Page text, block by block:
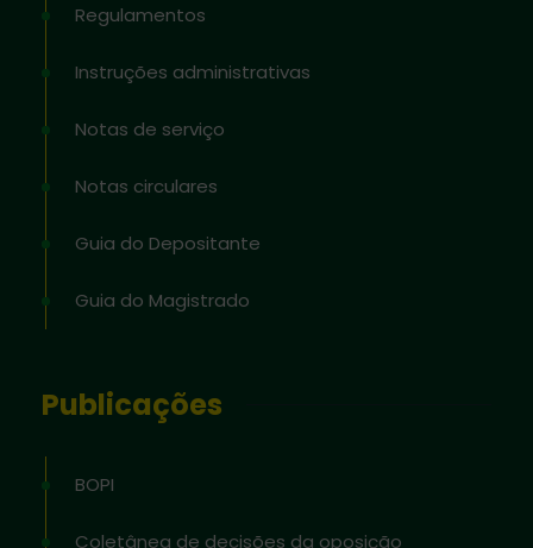
Regulamentos
Instruções administrativas
Notas de serviço
Notas circulares
Guia do Depositante
Guia do Magistrado
Publicações
BOPI
Coletânea de decisões da oposição